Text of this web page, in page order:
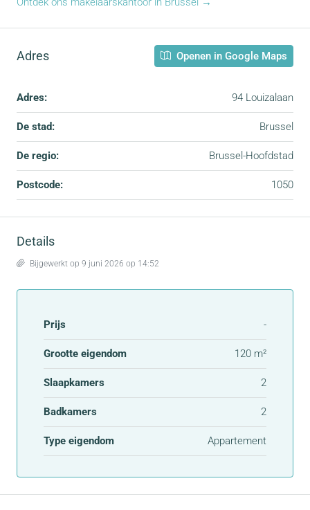
Adres Openen in Google Maps
Adres: 94 Louizalaan
De stad: Brussel
De regio: Brussel-Hoofdstad
Postcode: 1050
Details
Bijgewerkt op 9 juni 2026 op 14:52
Prijs -
Grootte eigendom 120 m²
Slaapkamers 2
Badkamers 2
Type eigendom Appartement